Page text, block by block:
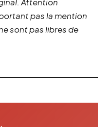
pas la mention
sont pas libres de